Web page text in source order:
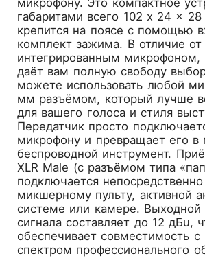
габаритами всего 102 x 24 x
крепится на поясе с помощью
комплект зажима. В отличие
интегрированным микрофоном,
даёт вам полную свободу
можете использовать любой
мм разъёмом, который лучше
для вашего голоса и стиля
Передатчик просто
микрофону и превращает его
беспроводной инструмент.
XLR Male (с разъёмом типа
подключается
микшерному пульту, активной
системе или камере. Выходной
сигнала составляет до 12 дБu,
обеспечивает совместимость
спектром профессионального